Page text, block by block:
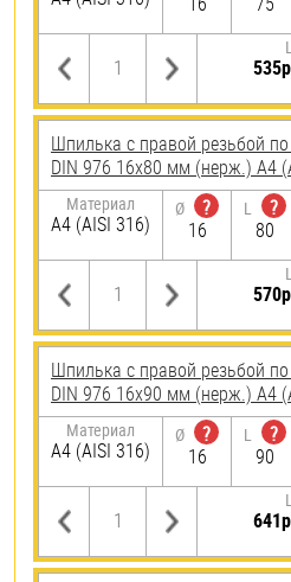
Шпилька с правой резьбой
DIN 976 16х80 мм (нерж.) A4
Материал
A4 (AISI 316)
Ø
?
16
L
?
80
Шпилька с правой резьбой
DIN 976 16х90 мм (нерж.) A4
Материал
A4 (AISI 316)
Ø
?
16
L
?
90